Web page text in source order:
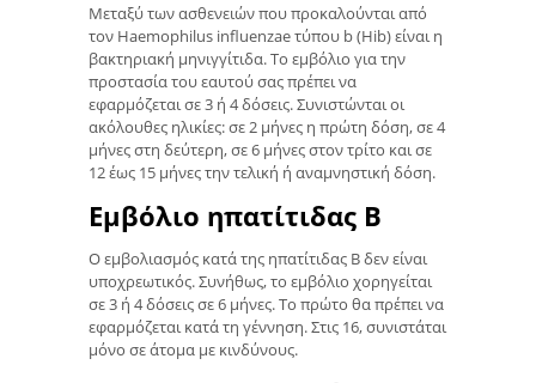
Μεταξύ των ασθενειών που προκαλούνται από
τον Haemophilus influenzae τύπου b (Hib) είναι η
βακτηριακή μηνιγγίτιδα. Το εμβόλιο για την
προστασία του εαυτού σας πρέπει να
εφαρμόζεται σε 3 ή 4 δόσεις. Συνιστώνται οι
ακόλουθες ηλικίες: σε 2 μήνες η πρώτη δόση, σε 4
μήνες στη δεύτερη, σε 6 μήνες στον τρίτο και σε
12 έως 15 μήνες την τελική ή αναμνηστική δόση.
Εμβόλιο ηπατίτιδας Β
Ο εμβολιασμός κατά της ηπατίτιδας Β δεν είναι
υποχρεωτικός. Συνήθως, το εμβόλιο χορηγείται
σε 3 ή 4 δόσεις σε 6 μήνες. Το πρώτο θα πρέπει να
εφαρμόζεται κατά τη γέννηση. Στις 16, συνιστάται
μόνο σε άτομα με κινδύνους.